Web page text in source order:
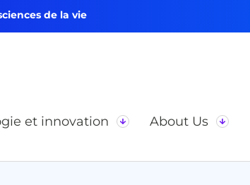
de la vie
et innovation About Us